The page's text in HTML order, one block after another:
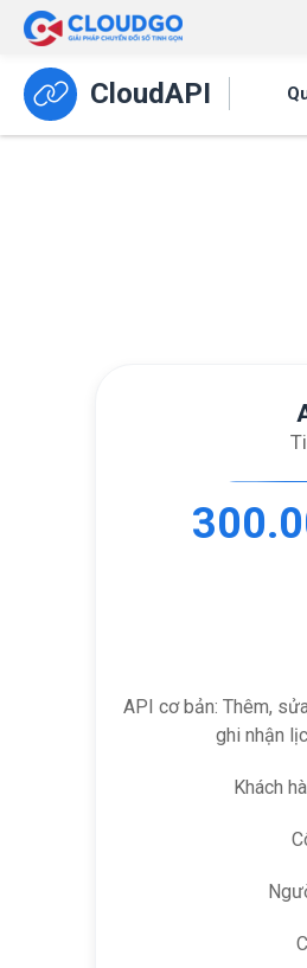
CloudAPI
API cơ bản: Thêm,
ghi nhận
Khách